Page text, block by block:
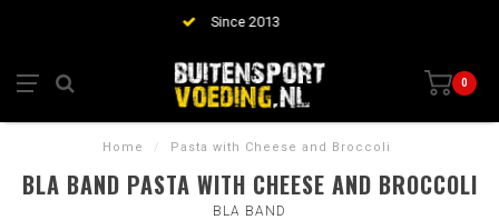
Huge collection of meals from the best brands
0
Home / Pasta with Cheese and Broccoli
BLA BAND PASTA WITH CHEESE AND BROCCOLI
BLA BAND